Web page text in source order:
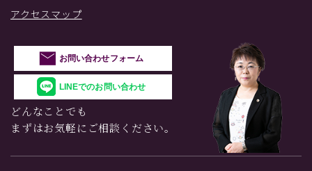
アクセスマップ
お問い合わせフォーム
LINEでのお問い合わせ
どんなことでも
まずはお気軽にご相談ください。